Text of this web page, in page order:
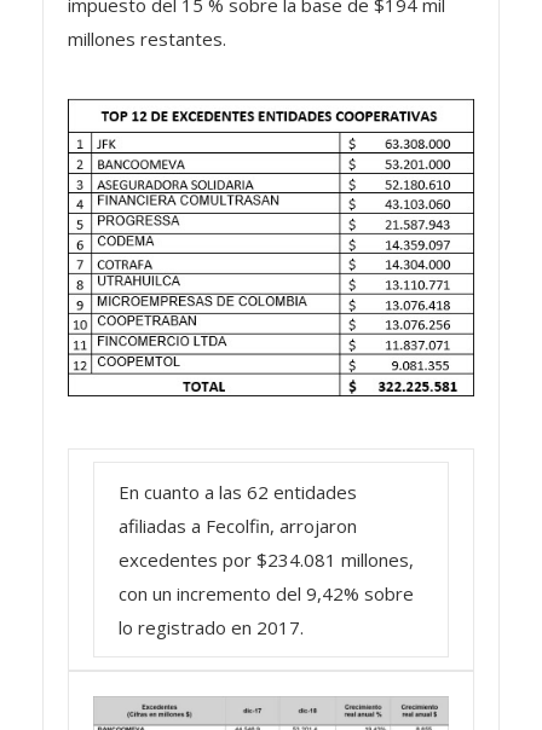
millones restantes.
En cuanto a las 62 entidades
afiliadas aFecolfin , arrojaron
excedentes por $234.081 millones,
con un incremento del 9,42% sobre
lo registrado en 2017.